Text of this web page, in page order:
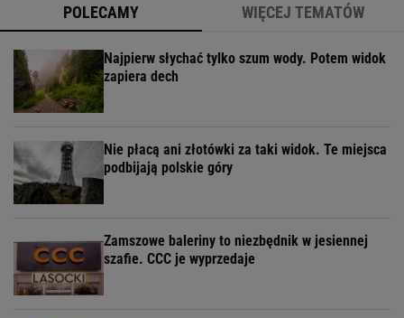
POLECAMY WIĘCEJ TEMATÓW
Najpierw słychać tylko szum wody. Potem widok
zapiera dech
Nie płacą ani złotówki za taki widok. Te miejsca
podbijają polskie góry
Zamszowe baleriny to niezbędnik w jesiennej
szafie. CCC je wyprzedaje